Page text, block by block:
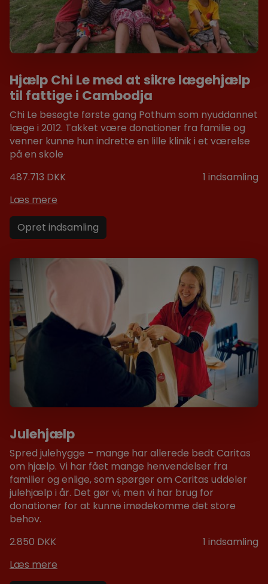
Hjælp Chi Le med at sikre lægehjælp
til fattige i Cambodja
Chi Le besøgte første gang Pothum som nyuddannet
læge i 2012. Takket være donationer fra familie og
venner kunne hun indrette en lille klinik i et værelse
på en skole
487.713 DKK
1 indsamling
Læs mere
Opret indsamling
Julehjælp
Spred julehygge – mange har allerede bedt Caritas
om hjælp. Vi har fået mange henvendelser fra
familier og enlige, som spørger om Caritas uddeler
julehjælp i år. Det gør vi, men vi har brug for
donationer for at kunne imødekomme det store
behov.
2.850 DKK
1 indsamling
Læs mere